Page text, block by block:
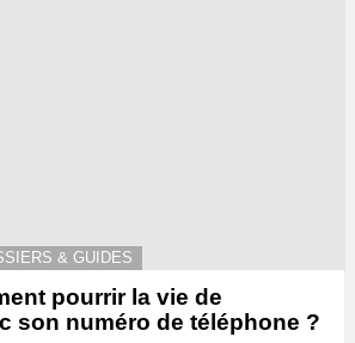
& GUIDES
pourrir la vie de
son numéro de téléphone ?